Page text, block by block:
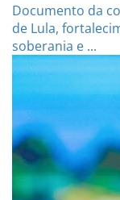
Documento da
de Lula,
soberania e ...